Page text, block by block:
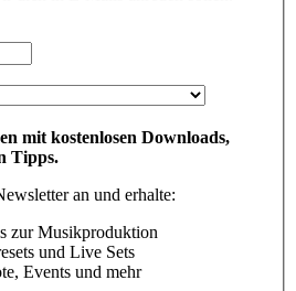
mit kostenlosen Downloads,
Tipps.
an und erhalte:
zur Musikproduktion
und Live Sets
Events und mehr